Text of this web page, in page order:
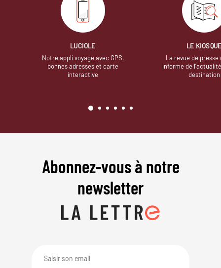
LUCIOLE
Notre appli voyage avec GPS,
bonnes adresses et carte
interactive
LE
La revue de presse
informe de
destination
Abonnez-vous à notre
newsletter